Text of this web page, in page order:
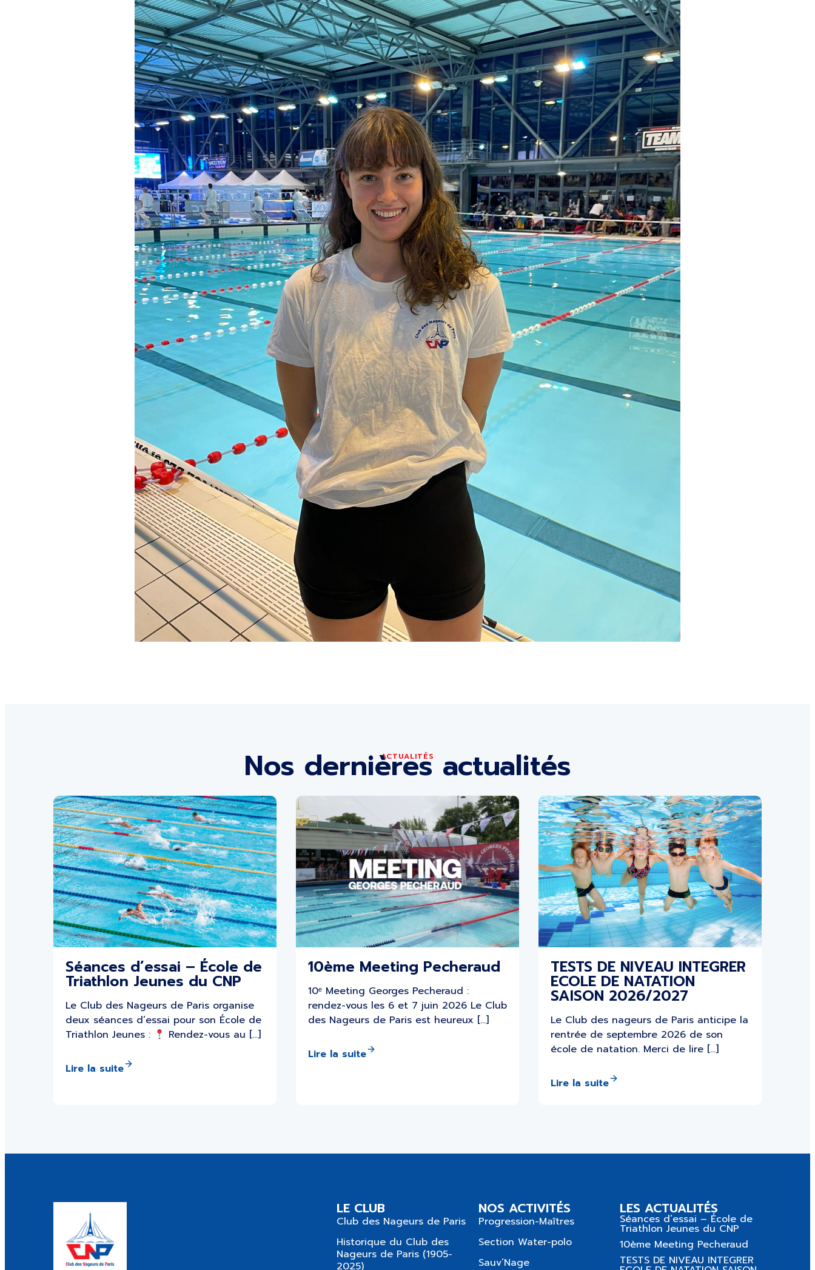
ACTUALITÉS
Nos dernières actualités
Séances d’essai – École de
Triathlon Jeunes du CNP
Le Club des Nageurs de Paris organise
deux séances d’essai pour son École de
Triathlon Jeunes :
Rendez-vous au […]
Lire la suite
10ème Meeting Pecheraud
10ᵉ Meeting Georges Pecheraud :
rendez-vous les 6 et 7 juin 2026 Le Club
des Nageurs de Paris est heureux […]
Lire la suite
TESTS DE NIVEAU INTEGRER
ECOLE DE NATATION
SAISON 2026/2027
Le Club des nageurs de Paris anticipe la
rentrée de septembre 2026 de son
école de natation. Merci de lire […]
Lire la suite
LE CLUB
Club des Nageurs de Paris
Historique du Club des
Nageurs de Paris (1905-
2025)
NOS ACTIVITÉS
Progression-Maîtres
Section Water-polo
Sauv’Nage
LES ACTUALITÉS
Séances d’essai – École de
Triathlon Jeunes du CNP
10ème Meeting Pecheraud
TESTS DE NIVEAU INTEGRER